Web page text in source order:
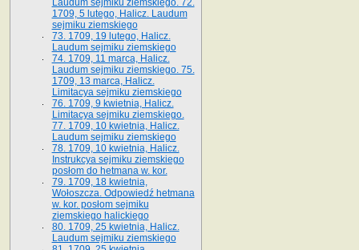
Laudum sejmiku ziemskiego. 72.
1709, 5 lutego, Halicz. Laudum
sejmiku ziemskiego
73. 1709, 19 lutego, Halicz.
Laudum sejmiku ziemskiego
74. 1709, 11 marca, Halicz.
Laudum sejmiku ziemskiego. 75.
1709, 13 marca, Halicz.
Limitacya sejmiku ziemskiego
76. 1709, 9 kwietnia, Halicz.
Limitacya sejmiku ziemskiego.
77. 1709, 10 kwietnia, Halicz.
Laudum sejmiku ziemskiego
78. 1709, 10 kwietnia, Halicz.
Instrukcya sejmiku ziemskiego
posłom do hetmana w. kor.
79. 1709, 18 kwietnia,
Wołoszcza. Odpowiedź hetmana
w. kor. posłom sejmiku
ziemskiego halickiego
80. 1709, 25 kwietnia, Halicz.
Laudum sejmiku ziemskiego